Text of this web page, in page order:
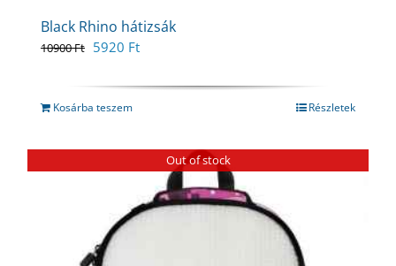
Black Rhino hátizsák
10900Ft Original
was:
10900 Ft.
5920 FtCurrent
is:
Kosárba teszem Részletek
Out of stock